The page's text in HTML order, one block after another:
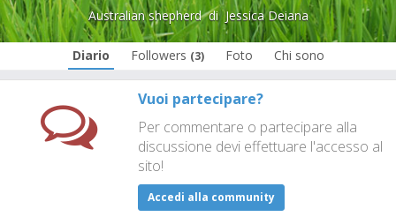
Australian shepherddiJessica Deiana
Diario Followers (3) Foto Chi sono
Vuoi partecipare?
Per commentare o partecipare alla
discussione devi effettuare l'accesso al
sito!
Accedi alla community